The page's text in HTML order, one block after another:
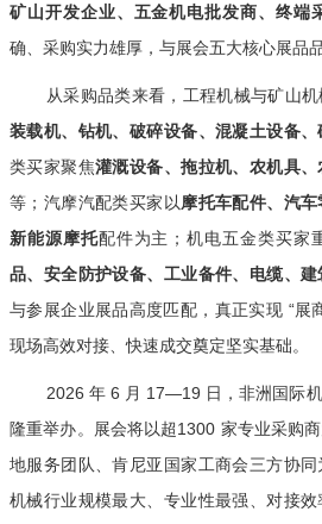
矿山开发企业、五金机电批发商、终端
确、采购实力雄厚，与展会五大核心展品
从采购品类来看，工程机械与矿山
装载机、钻机、破碎设备、混凝土设备
类买家聚焦灌溉设备、拖拉机、农机具
等；汽摩汽配类买家以摩托车配件、汽车
新能源摩托配件为主；机电五金类买家
品、安全防护设备、工业备件、电缆、建
与参展企业展品高度匹配，真正实现 “展
现场高效对接、快速成交奠定坚实基础。
2026 年 6 月 17—19 日，非洲国际
隆重举办。展会将以超1300 家专业采购
地服务团队、肯尼亚国家工商会三方协
机械行业规模最大、专业性最强、对接